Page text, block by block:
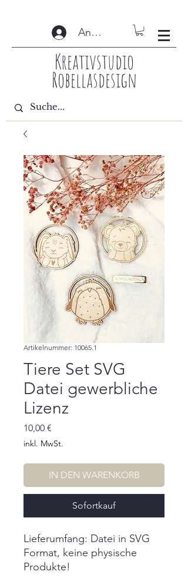
Anmelden
Kreativstudio
Robellasdesign
Artikelnummer: 10065.1
Tiere Set SVG
Datei gewerbliche
Lizenz
10,00 €
inkl. MwSt.
IN DEN WARENKORB
Sofortkauf
Lieferumfang: Datei in SVG
Format, keine physische
Produkte!